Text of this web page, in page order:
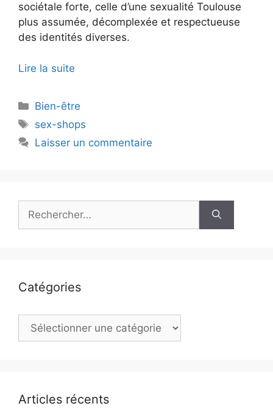
sociétale forte, celle d’une sexualité Toulouse
plus assumée, décomplexée et respectueuse
des identités diverses.
Lire la suite
Catégories
Bien-être
Étiquettes
sex-shops
Laisser un commentaire
Catégories
Catégories
Articles récents